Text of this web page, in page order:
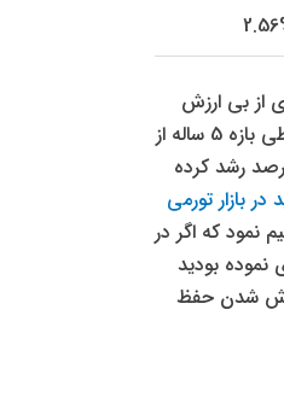
از بی ارزش
شدن پولتان طلا خریده بودید در طی بازه 5 ساله از
رشد کرده
در بازار تورمی
نمود که اگر در
بودید
شدن حفظ